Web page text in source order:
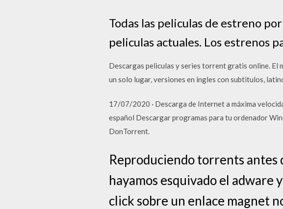
Todas las peliculas de estreno
peliculas actuales. Los estrenos
Descargas peliculas y series torrent gratis online. El
un solo lugar, versiones en ingles con subtitulos,
17/07/2020 · Descarga de Internet a máxima
español Descargar programas para tu ordenador
DonTorrent.
Reproduciendo torrents antes
hayamos esquivado el adware
click sobre un enlace magnet